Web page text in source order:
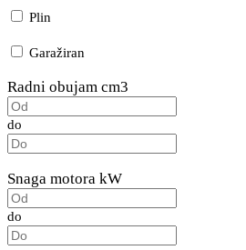
Plin
Garažiran
Radni obujam cm3
do
Snaga motora kW
do